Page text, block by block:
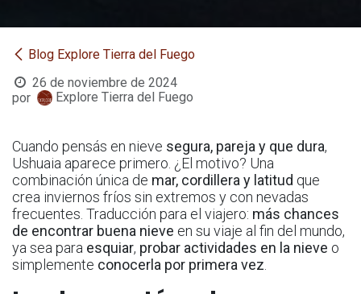
Blog Explore Tierra del Fuego
26 de noviembre de 2024
por
Explore Tierra del Fuego
Cuando pensás en nieve segura, pareja y que dura,
Ushuaia aparece primero. ¿El motivo? Una
combinación única de mar, cordillera y latitud que
crea inviernos fríos sin extremos y con nevadas
frecuentes. Traducción para el viajero: más chances
de encontrar buena nieve en su viaje al fin del mundo,
ya sea para esquiar, probar actividades en la nieve o
simplemente conocerla por primera vez